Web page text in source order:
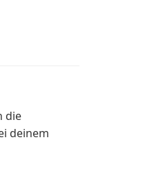
die
deinem